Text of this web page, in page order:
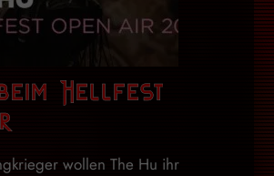
Hellfest
wollen The Hu ihr